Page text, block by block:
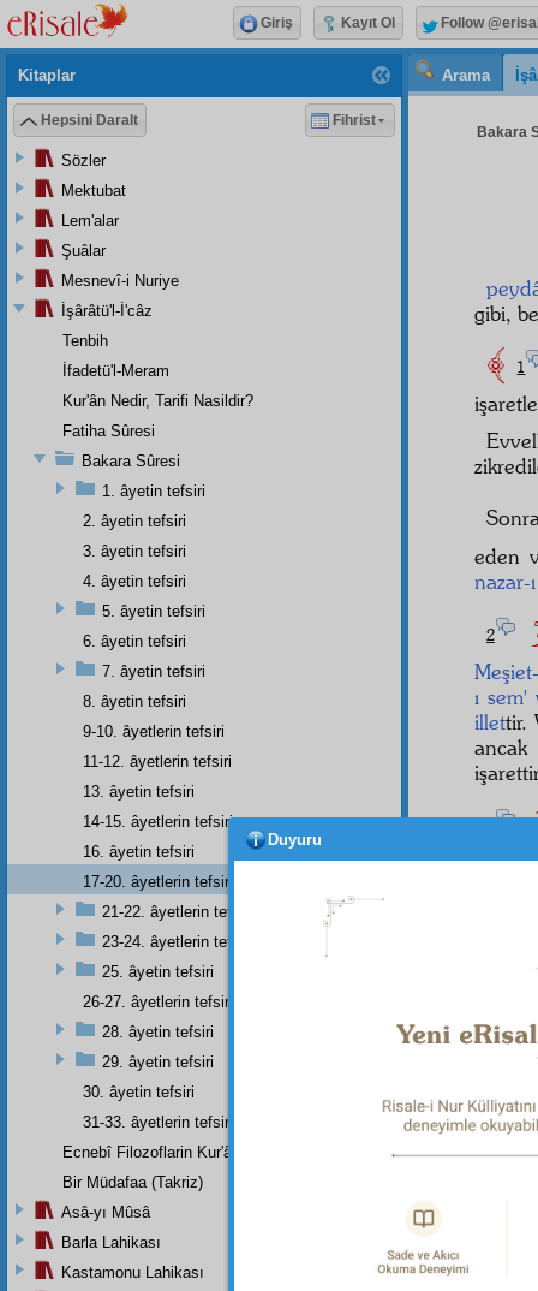
Arama
Bakara
gibi,
1
eden
nazar-
2
ı sem'
illettir.
ancak
Dipnot-1
"Eğer
Dipnot-2
Kitaplar
Hepsini Daralt Fihrist
Sözler
Mektubat
Lem'alar
Şuâlar
Mesnevî-i Nuriye
İşârâtü'l-İ'câz
Tenbih
İfadetü'l-Meram
Kur'ân Nedir, Tarifi Nasildir?
Fatiha Sûresi
Bakara Sûresi
1. âyetin tefsiri
2. âyetin tefsiri
3. âyetin tefsiri
4. âyetin tefsiri
5. âyetin tefsiri
6. âyetin tefsiri
7. âyetin tefsiri
8. âyetin tefsiri
9-10. âyetlerin tefsiri
11-12. âyetlerin tefsiri
13. âyetin tefsiri
14-15. âyetlerin tefsiri
16. âyetin tefsiri
17-20. âyetlerin tefsiri
21-22. âyetlerin tefsiri
23-24. âyetlerin tefsiri
25. âyetin tefsiri
26-27. âyetlerin tefsiri
28. âyetin tefsiri
29. âyetin tefsiri
30. âyetin tefsiri
31-33. âyetlerin tefsiri
Ecnebî Filozoflarin Kur'ân'i Tasdiklerine Dair Şehadetleri
Bir Müdafaa (Takriz)
Asâ-yı Mûsâ
Barla Lahikası
Kastamonu Lahikası
Giriş Kayıt Ol Follow
Duyuru